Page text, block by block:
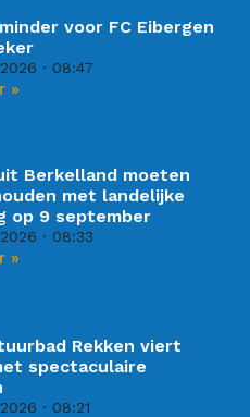
voor FC Eibergen
08:47
»
Berkelland moeten
met landelijke
op 9 september
08:33
»
Rekken viert
spectaculaire
08:21